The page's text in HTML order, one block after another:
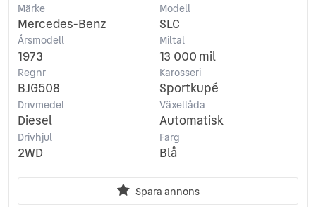
Märke
Mercedes-Benz
Modell
SLC
Årsmodell
1973
Miltal
13 000 mil
Regnr
BJG508
Karosseri
Sportkupé
Drivmedel
Diesel
Växellåda
Automatisk
Drivhjul
2WD
Färg
Blå
Spara annons